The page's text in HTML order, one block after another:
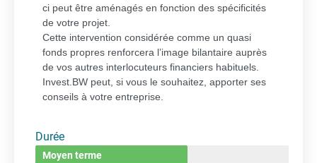
ci peut être aménagés en fonction des spécificités
de votre projet.
Cette intervention considérée comme un quasi
fonds propres renforcera l’image bilantaire auprès
de vos autres interlocuteurs financiers habituels.
Invest.BW peut, si vous le souhaitez, apporter ses
conseils à votre entreprise.
Durée
Moyen terme